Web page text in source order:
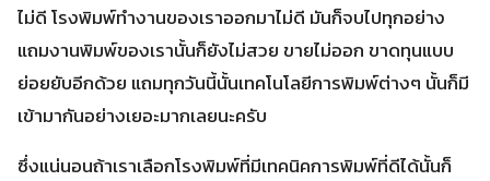
ไม่ดี โรงพิมพ์ทำงานของเราออกมาไม่ดี มันก็จบไปทุกอย่าง
แถมงานพิมพ์ของเรานั้นก็ยังไม่สวย ขายไม่ออก ขาดทุนแบบ
ย่อยยับอีกด้วย แถมทุกวันนี้นั้นเทคโนโลยีการพิมพ์ต่างๆ นั้นก็มี
เข้ามากันอย่างเยอะมากเลยนะครับ
ซึ่งแน่นอนถ้าเราเลือกโรงพิมพ์ที่มีเทคนิคการพิมพ์ที่ดีได้นั้นก็